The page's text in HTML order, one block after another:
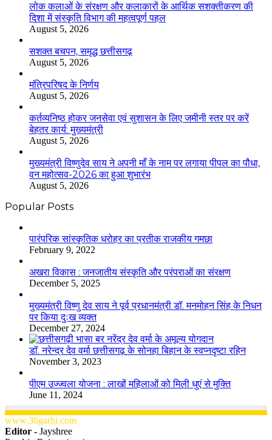
लोक कलाओं के संरक्षण और कलाकारों के आर्थिक सशक्तीकरण की
दिशा में संस्कृति विभाग की महत्वपूर्ण पहल
August 5, 2026
सशक्त बचपन, समृद्ध छत्तीसगढ़
August 5, 2026
मंत्रिपरिषद के निर्णय
August 5, 2026
कर्तव्यनिष्ठ होकर जनसेवा एवं सुशासन के लिए जमीनी स्तर पर करें
बेहतर कार्य: मुख्यमंत्री
August 5, 2026
मुख्यमंत्री विष्णुदेव साय ने अपनी माँ के नाम पर लगाया पीपल का पौधा,
वन महोत्सव-2026 का हुआ शुभारंभ
August 5, 2026
Popular Posts
​​​​​​​पारंपरिक सांस्कृतिक धरोहर का प्रतीक राजकीय गमछा
February 9, 2022
अखरा विकास : जनजातीय संस्कृति और परंपराओं का संरक्षण
December 5, 2025
मुख्यमंत्री विष्णु देव साय ने पूर्व प्रधानमंत्री डॉ. मनमोहन सिंह के निधन
पर किया दुःख व्यक्त
December 27, 2024
डॉ. नरेन्द्र देव वर्मा छत्तीसगढ़ के सोनहा बिहान के स्वप्नदृष्टा रहिन
November 3, 2023
पीएम उज्ज्वला योजना : लाखों महिलाओं को मिली धुएं से मुक्ति
June 11, 2024
www.36garhi.com
Editor - Jayshree